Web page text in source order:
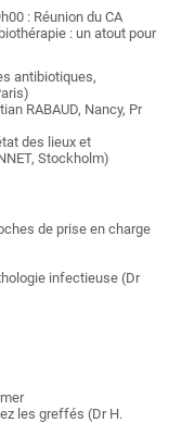
: Réunion du CA
: un atout pour
antibiotiques,
RABAUD, Nancy, Pr
des lieux et
Stockholm)
de prise en charge
infectieuse (Dr
les greffés (Dr H.